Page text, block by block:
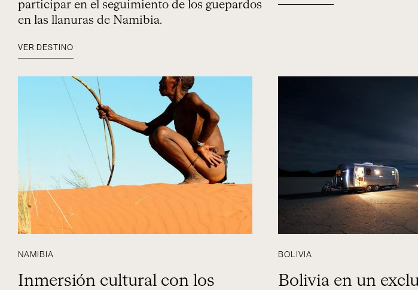
participar en el seguimiento de los guepardos
en las llanuras de Namibia.
VER DESTINO
NAMIBIA
Inmersión cultural con los
BOLIVIA
Bolivia en un